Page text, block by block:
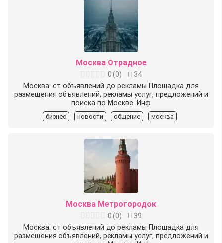
Москва Отрадное
0 (0)
34
Москва: от объявлений до рекламы Площадка для
размещения объявлений, рекламы услуг, предложений и
поиска по Москве. Инф
бизнес новости общение москва
Москва Метрогородок
0 (0)
39
Москва: от объявлений до рекламы Площадка для
размещения объявлений, рекламы услуг, предложений и